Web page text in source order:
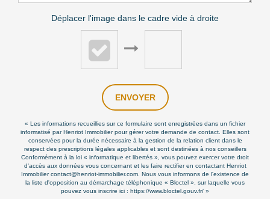
Déplacer l'image dans le cadre vide à droite
ENVOYER
« Les informations recueillies sur ce formulaire sont enregistrées dans un fichier
informatisé par Henriot Immobilier pour gérer votre demande de contact. Elles sont
conservées pour la durée nécessaire à la gestion de la relation client dans le
respect des prescriptions légales applicables et sont destinées à nos conseillers
Conformément à la loi « informatique et libertés », vous pouvez exercer votre droit
d'accès aux données vous concernant et les faire rectifier en contactant Henriot
Immobilier contact@henriot-immobilier.com. Nous vous informons de l'existence de
la liste d'opposition au démarchage téléphonique « Bloctel », sur laquelle vous
pouvez vous inscrire ici : https://www.bloctel.gouv.fr/ »